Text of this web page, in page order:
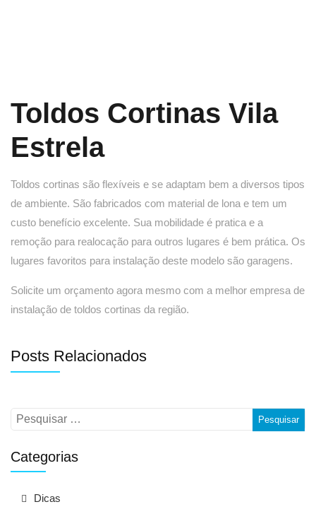
Toldos Cortinas Vila
Estrela
Toldos cortinas são flexíveis e se adaptam bem a diversos tipos
de ambiente. São fabricados com material de lona e tem um
custo benefício excelente. Sua mobilidade é pratica e a
remoção para realocação para outros lugares é bem prática. Os
lugares favoritos para instalação deste modelo são garagens.
Solicite um orçamento agora mesmo com a melhor empresa de
instalação de toldos cortinas da região.
Posts Relacionados
Categorias
Dicas